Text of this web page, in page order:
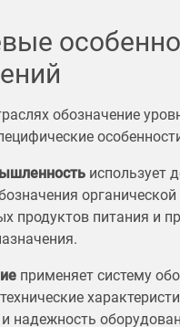
обозначение
использует
органической
продуктов питания и
применяет систему
надежность